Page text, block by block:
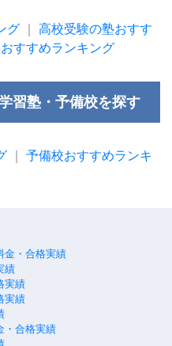
グ
高校受験の塾おすす
すすめランキング
習塾・予備校を探す
予備校おすすめランキ
金・合格実績
績
実績
実績
・合格実績